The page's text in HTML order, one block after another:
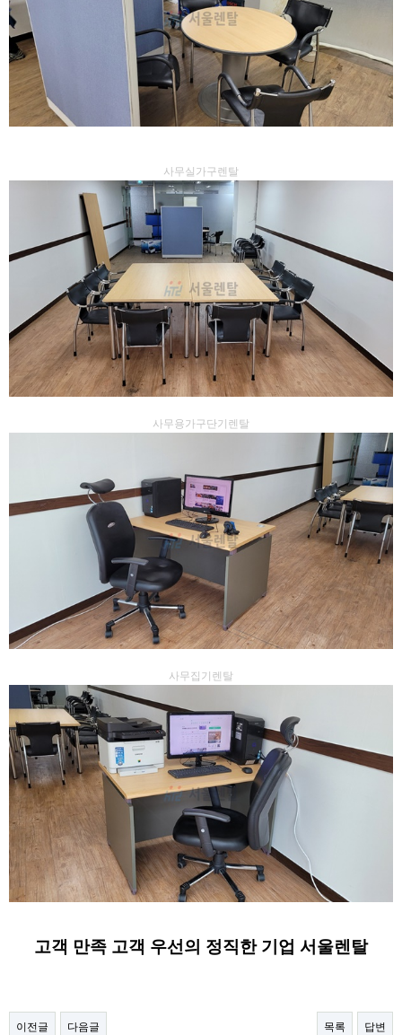
사무실가구렌탈
사무용가구단기렌탈
사무집기렌탈
고객 만족 고객 우선의 정직한 기업 서울렌탈
이전글 다음글 목록 답변